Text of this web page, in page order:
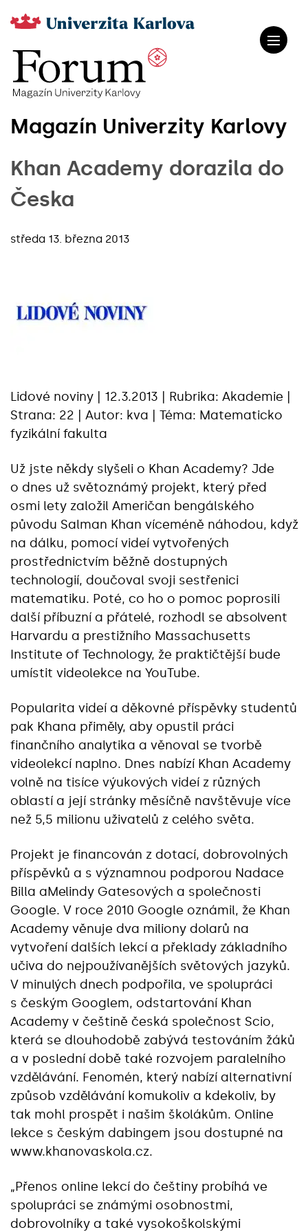
Magazín Univerzity Karlovy
Khan Academy dorazila do
Česka
středa 13. března 2013
Lidové noviny | 12.3.2013 | Rubrika: Akademie |
Strana: 22 | Autor: kva | Téma: Matematicko
fyzikální fakulta
Už jste někdy slyšeli o Khan Academy? Jde
o dnes už světoznámý projekt, který před
osmi lety založil Američan bengálského
původu Salman Khan víceméně náhodou, když
na dálku, pomocí videí vytvořených
prostřednictvím běžně dostupných
technologií, doučoval svoji sestřenici
matematiku. Poté, co ho o pomoc poprosili
další příbuzní a přátelé, rozhodl se absolvent
Harvardu a prestižního Massachusetts
Institute of Technology, že praktičtější bude
umístit videolekce na YouTube.
Popularita videí a děkovné příspěvky studentů
pak Khana přiměly, aby opustil práci
finančního analytika a věnoval se tvorbě
videolekcí naplno. Dnes nabízí Khan Academy
volně na tisíce výukových videí z různých
oblastí a její stránky měsíčně navštěvuje více
než 5,5 milionu uživatelů z celého světa.
Projekt je financován z dotací, dobrovolných
příspěvků a s významnou podporou Nadace
Billa aMelindy Gatesových a společnosti
Google. V roce 2010 Google oznámil, že Khan
Academy věnuje dva miliony dolarů na
vytvoření dalších lekcí a překlady základního
učiva do nejpoužívanějších světových jazyků.
V minulých dnech podpořila, ve spolupráci
s českým Googlem, odstartování Khan
Academy v češtině česká společnost Scio,
která se dlouhodobě zabývá testováním žáků
a v poslední době také rozvojem paralelního
vzdělávání. Fenomén, který nabízí alternativní
způsob vzdělávání komukoliv a kdekoliv, by
tak mohl prospět i našim školákům. Online
lekce s českým dabingem jsou dostupné na
www.khanovaskola.cz.
„Přenos online lekcí do češtiny probíhá ve
spolupráci se známými osobnostmi,
dobrovolníky a také vysokoškolskými